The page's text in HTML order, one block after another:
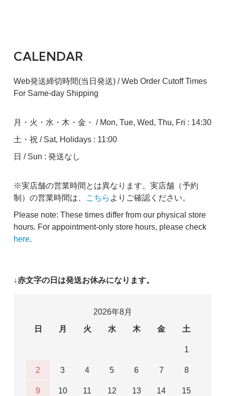
CALENDAR
Web発送締切時間(当日発送) / Web Order Cutoff Times
For Same-day Shipping
月・火・水・木・金・ / Mon, Tue, Wed, Thu, Fri : 14:30
土・祝 / Sat, Holidays : 11:00
日 / Sun : 発送なし
※実店舗の営業時間とは異なります。実店舗（予約
制）の営業時間は、
こちら よりご確認ください。
Please note: These times differ from our physical store
hours. For appointment-only store hours, please check
here.
↓赤文字の日は発送お休みになります。
2026年8月
日
月 火 水 木 金 土
1
2 3 4 5 6 7 8
9 10 11 12 13 14 15